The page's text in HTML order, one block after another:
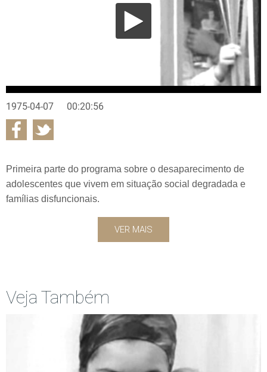
1975-04-07 00:20:56
Primeira parte do programa sobre o desaparecimento de
adolescentes que vivem em situação social degradada e
famílias disfuncionais.
VER MAIS
Veja Também